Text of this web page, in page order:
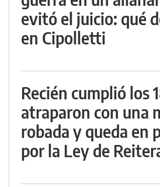
evitó el juicio: qué
en Cipolletti
Recién cumplió los
atraparon con una
robada y queda en
por la Ley de